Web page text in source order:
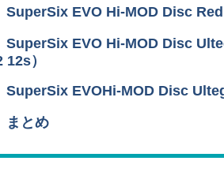
SuperSix EVO Hi-MOD Disc Red
SuperSix EVO Hi-MOD Disc
12s）
SuperSix EVOHi-MOD Disc
まとめ